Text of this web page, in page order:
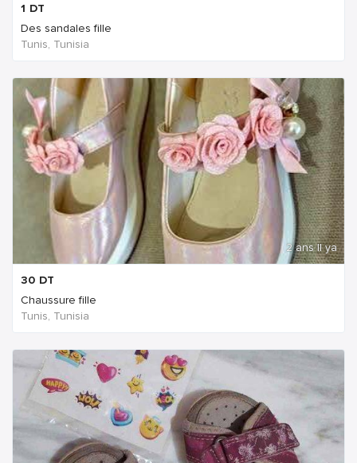
1 DT
Des sandales fille
Tunis, Tunisia
2 ans Il ya
30 DT
Chaussure fille
Tunis, Tunisia